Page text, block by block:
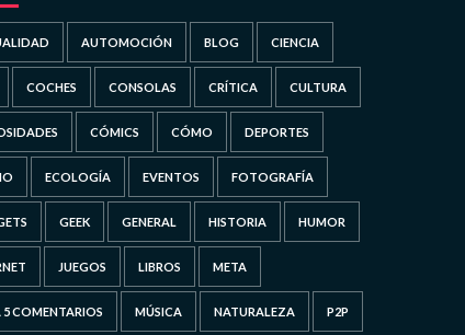
AUTOMOCIÓN BLOG CIENCIA
COCHES CONSOLAS CRÍTICA CULTURA
CÓMICS CÓMO DEPORTES
ECOLOGÍA EVENTOS FOTOGRAFÍA
GEEK GENERAL HISTORIA HUMOR
JUEGOS LIBROS META
5 COMENTARIOS MÚSICA NATURALEZA P2P